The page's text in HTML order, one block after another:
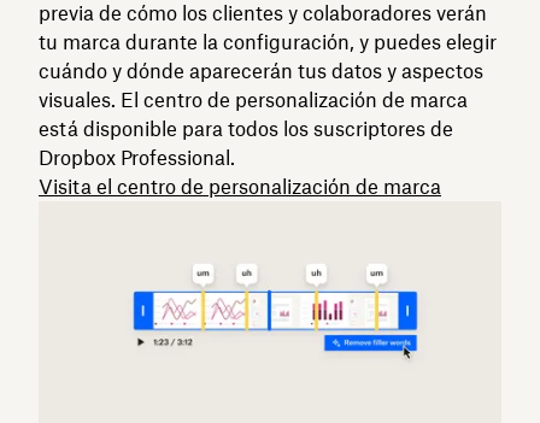
previa de cómo los clientes y colaboradores verán
tu marca durante la configuración, y puedes elegir
cuándo y dónde aparecerán tus datos y aspectos
visuales. El centro de personalización de marca
está disponible para todos los suscriptores de
Dropbox Professional.
Visita el centro de personalización de marca